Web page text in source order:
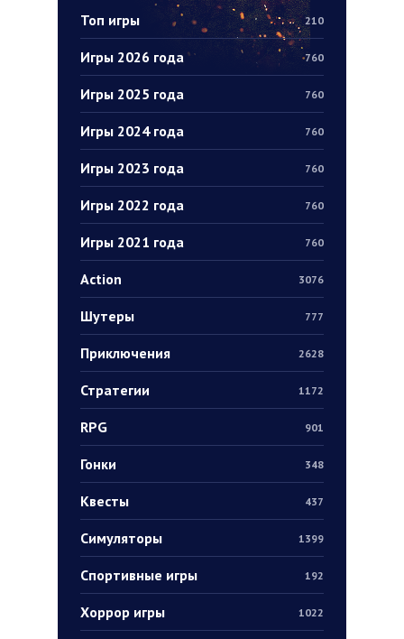
Топ игры 210
Игры 2026 года 760
Игры 2025 года 760
Игры 2024 года 760
Игры 2023 года 760
Игры 2022 года 760
Игры 2021 года 760
Action 3076
Шутеры 777
Приключения 2628
Стратегии 1172
RPG 901
Гонки 348
Квесты 437
Симуляторы 1399
Спортивные игры 192
Хоррор игры 1022